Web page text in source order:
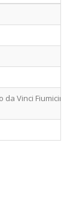
Vinci Fiumicino